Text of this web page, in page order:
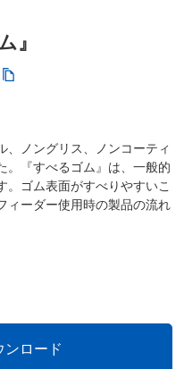
』
、ノングリス、ノンコーティ
。『すべるゴム』は、一般的
。ゴム表面がすべりやすいこ
ィーダー使用時の製品の流れ